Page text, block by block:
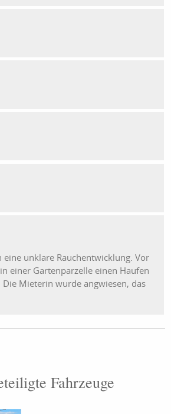
eine unklare Rauchentwicklung. Vor
einer Gartenparzelle einen Haufen
Mieterin wurde angwiesen, das
Fahrzeuge